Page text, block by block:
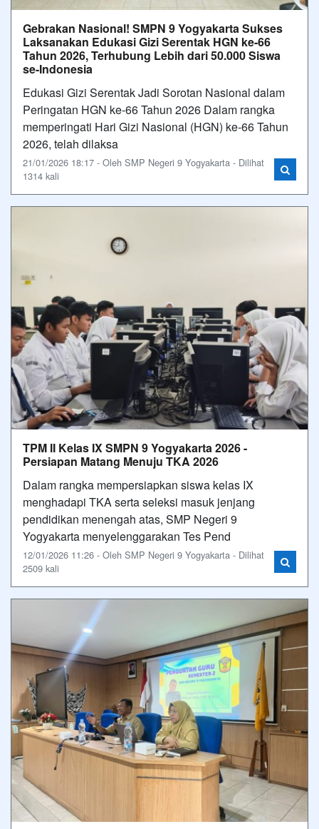
Gebrakan Nasional! SMPN 9 Yogyakarta Sukses
Laksanakan Edukasi Gizi Serentak HGN ke-66
Tahun 2026, Terhubung Lebih dari 50.000 Siswa
se-Indonesia
Edukasi Gizi Serentak Jadi Sorotan Nasional dalam
Peringatan HGN ke-66 Tahun 2026 Dalam rangka
memperingati Hari Gizi Nasional (HGN) ke-66 Tahun
2026, telah dilaksa
21/01/2026 18:17 - Oleh SMP Negeri 9 Yogyakarta - Dilihat
1314 kali
TPM II Kelas IX SMPN 9 Yogyakarta 2026 -
Persiapan Matang Menuju TKA 2026
Dalam rangka mempersiapkan siswa kelas IX
menghadapi TKA serta seleksi masuk jenjang
pendidikan menengah atas, SMP Negeri 9
Yogyakarta menyelenggarakan Tes Pend
12/01/2026 11:26 - Oleh SMP Negeri 9 Yogyakarta - Dilihat
2509 kali